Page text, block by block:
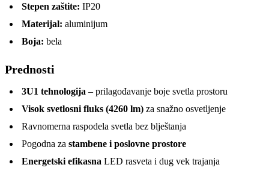
Stepen zaštite: IP20
Materijal: aluminijum
Boja: bela
Prednosti
3U1 tehnologija – prilagođavanje boje svetla prostoru
Visok svetlosni fluks (4260 lm) za snažno osvetljenje
Ravnomerna raspodela svetla bez blještanja
Pogodna za stambene i poslovne prostore
Energetski efikasna LED rasveta i dug vek trajanja